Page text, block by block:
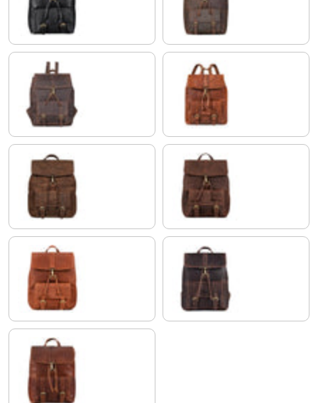
schwarz colorado - braun
zamora - braun brandy - cognac
aneto - braun veleta - braun
andorra - braun granada - braun
porto - cognac